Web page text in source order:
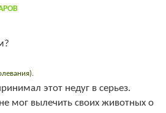
этот недуг в серьез.
мог вылечить своих животных о